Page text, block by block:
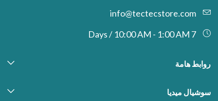
info@tectecstore.com
7 Days / 10:00 AM - 1:00 AM
روابط هامة
سوشيال ميديا